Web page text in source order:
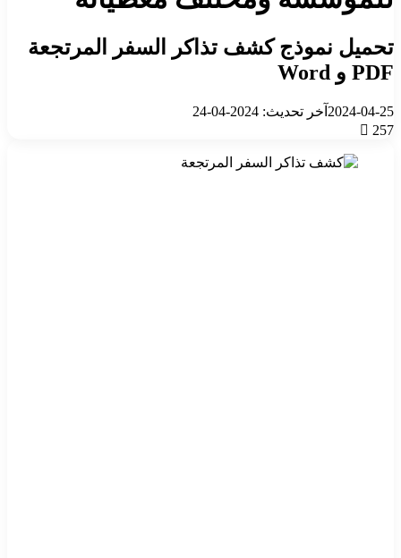
تحميل نموذج كشف تذاكر السفر المرتجعة
PDF و Word
2024-04-25 آخر تحديث: 2024-04-24
257